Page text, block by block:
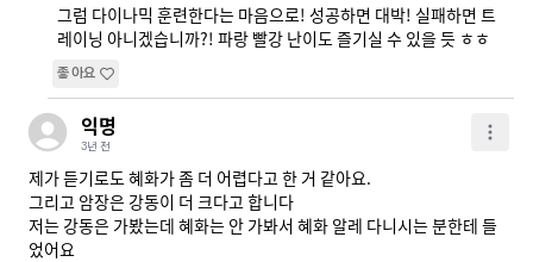
그럼 다이나믹 훈련한다는 마음으로! 성공하면 대박! 실패하면 트
레이닝 아니겠습니까?! 파랑 빨강 난이도 즐기실 수 있을 듯 ㅎㅎ
좋아요
익명
3년 전
제가 듣기로도 혜화가 좀 더 어렵다고 한 거 같아요.
그리고 암장은 강동이 더 크다고 합니다
저는 강동은 가봤는데 혜화는 안 가봐서 혜화 알레 다니시는 분한테 들
었어요